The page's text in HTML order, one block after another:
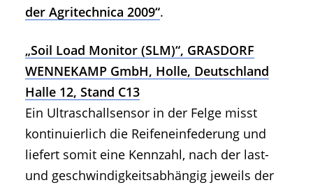
der Agritechnica 2009“.
„Soil Load Monitor (SLM)“, GRASDORF
WENNEKAMP GmbH, Holle, Deutschland
Halle 12, Stand C13
Ein Ultraschallsensor in der Felge misst
kontinuierlich die Reifeneinfederung und
liefert somit eine Kennzahl, nach der last-
und geschwindigkeitsabhängig jeweils der